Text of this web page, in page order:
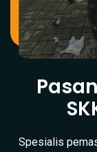
Spesialis